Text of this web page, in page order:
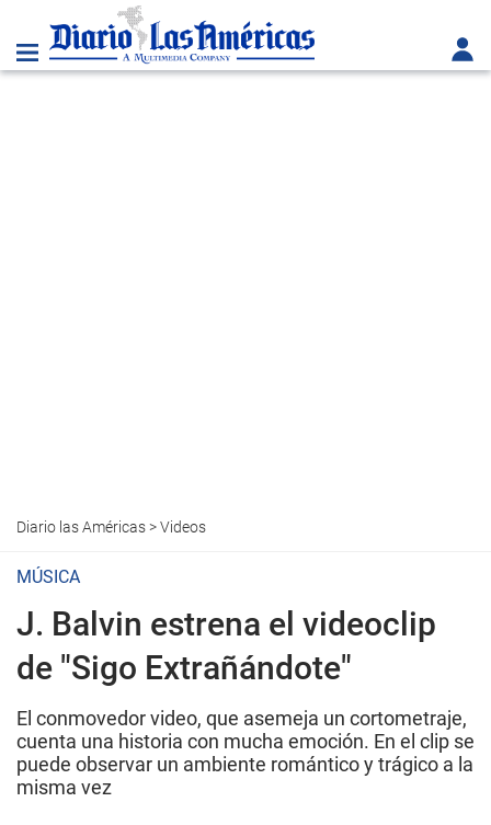
Diario las Américas>Videos
MÚSICA
J. Balvin estrena el videoclip
de "Sigo Extrañándote"
El conmovedor video, que asemeja un cortometraje,
cuenta una historia con mucha emoción. En el clip se
puede observar un ambiente romántico y trágico a la
misma vez